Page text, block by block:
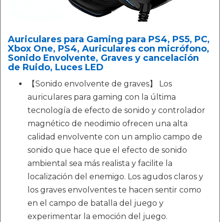
Auriculares para Gaming para PS4, PS5, PC,
Xbox One, PS4, Auriculares con micrófono,
Sonido Envolvente, Graves y cancelación
de Ruido, Luces LED
【Sonido envolvente de graves】 Los
auriculares para gaming con la última
tecnología de efecto de sonido y controlador
magnético de neodimio ofrecen una alta
calidad envolvente con un amplio campo de
sonido que hace que el efecto de sonido
ambiental sea más realista y facilite la
localización del enemigo. Los agudos claros y
los graves envolventes te hacen sentir como
en el campo de batalla del juego y
experimentar la emoción del juego.